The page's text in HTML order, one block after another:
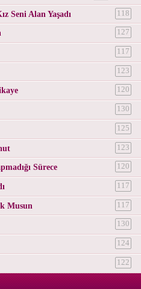
Seni Alan Yaşadı 118
127
117
123
120
130
125
123
Sürece 120
117
Musun 117
130
124
122